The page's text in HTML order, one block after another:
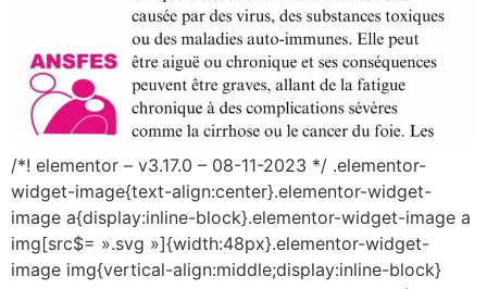
/*! elementor – v3.17.0 – 08-11-2023 */ .elementor-
widget-image{text-align:center}.elementor-widget-
image a{display:inline-block}.elementor-widget-image a
img[src$= ».svg »]{width:48px}.elementor-widget-
image img{vertical-align:middle;display:inline-block}